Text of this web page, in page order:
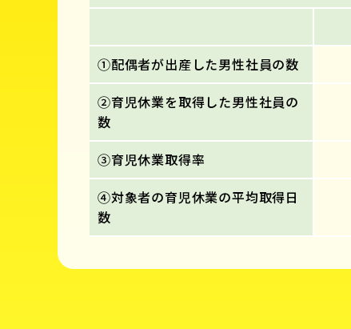
①配偶者が出産した男性社員の数
②育児休業を取得した男性社員の
数
③育児休業取得率
④対象者の育児休業の平均取得日
数